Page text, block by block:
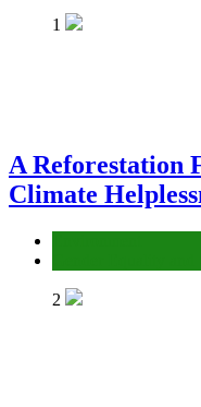
1
A Reforestation
Climate
2